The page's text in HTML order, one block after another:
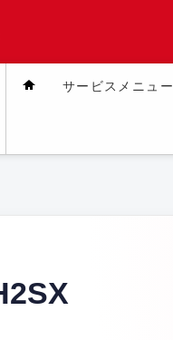
サービスメニュー